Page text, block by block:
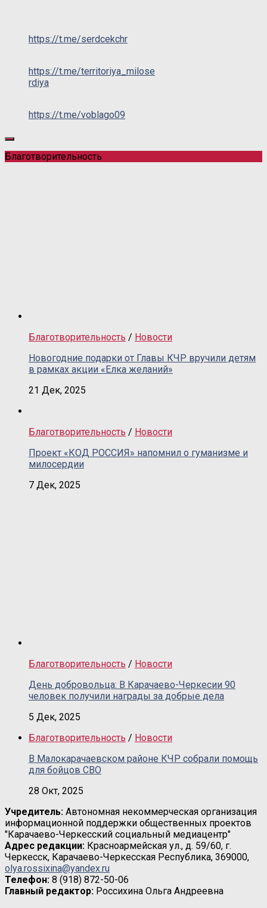
https://t.me/serdcekchr
https://t.me/territoriya_milose
rdiya
https://t.me/voblago09
Благотворительность
Благотворительность / Новости
Новогодние подарки от Главы КЧР вручили детям
в рамках акции «Елка желаний»
21 Дек, 2025
Благотворительность / Новости
Проект «КОД РОССИЯ» напомнил о гуманизме и
милосердии
7 Дек, 2025
Благотворительность / Новости
День добровольца: В Карачаево-Черкесии 90
человек получили награды за добрые дела
5 Дек, 2025
Благотворительность / Новости
В Малокарачаевском районе КЧР собрали помощь
для бойцов СВО
28 Окт, 2025
Учредитель: Автономная некоммерческая организация
информационной поддержки общественных проектов
"Карачаево-Черкесский социальный медиацентр"
Адрес редакции: Красноармейская ул., д. 59/60, г.
Черкесск, Карачаево-Черкесская Республика, 369000,
olya.rossixina@yandex.ru
Телефон: 8 (918) 872-50-06
Главный редактор: Россихина Ольга Андреевна